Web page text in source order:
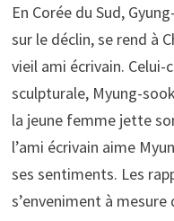
En Corée du Sud,
sur le déclin, se rend à
vieil ami écrivain. Celui-
sculpturale, Myung-
la jeune femme jette
l’ami écrivain aime
ses sentiments. Les
s’enveniment à mesure